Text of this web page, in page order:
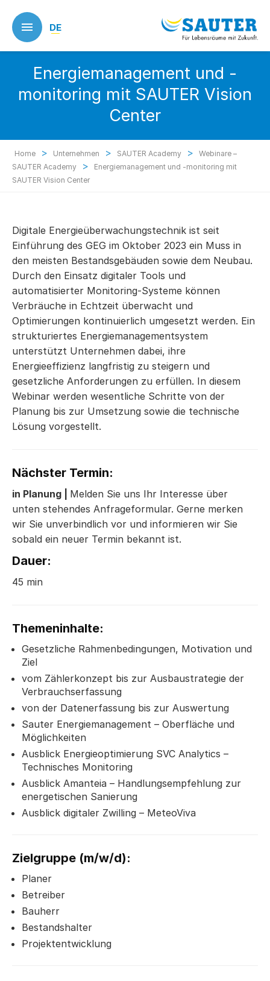
main
content
DE
Energiemanagement und -
monitoring mit SAUTER Vision
Center
Home > Unternehmen > SAUTER Academy >
Webinare –
SAUTER Academy
>
Energiemanagement und -monitoring mit
SAUTER Vision Center
Digitale Energieüberwachungstechnik ist seit
Einführung des GEG im Oktober 2023 ein Muss in
den meisten Bestandsgebäuden sowie dem Neubau.
Durch den Einsatz digitaler Tools und
automatisierter Monitoring-Systeme können
Verbräuche in Echtzeit überwacht und
Optimierungen kontinuierlich umgesetzt werden. Ein
strukturiertes Energiemanagementsystem
unterstützt Unternehmen dabei, ihre
Energieeffizienz langfristig zu steigern und
gesetzliche Anforderungen zu erfüllen. In diesem
Webinar werden wesentliche Schritte von der
Planung bis zur Umsetzung sowie die technische
Lösung vorgestellt.
Nächster Termin:
in Planung | Melden Sie uns Ihr Interesse über
unten stehendes Anfrageformular. Gerne merken
wir Sie unverbindlich vor und informieren wir Sie
sobald ein neuer Termin bekannt ist.
Dauer:
45 min
Themeninhalte:
Gesetzliche Rahmenbedingungen, Motivation und
Ziel
vom Zählerkonzept bis zur Ausbaustrategie der
Verbrauchserfassung
von der Datenerfassung bis zur Auswertung
Sauter Energiemanagement – Oberfläche und
Möglichkeiten
Ausblick Energieoptimierung SVC Analytics –
Technisches Monitoring
Ausblick Amanteia – Handlungsempfehlung zur
energetischen Sanierung
Ausblick digitaler Zwilling – MeteoViva
Zielgruppe (m/w/d):
Planer
Betreiber
Bauherr
Bestandshalter
Projektentwicklung